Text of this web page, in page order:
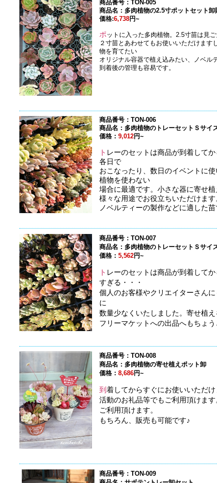
商品番号：TON-005
商品名：多肉植物の2.5寸ポットセット卸
価格:6,738円~
ポ ットに入った多肉植物。2.5寸苗は見
２寸苗とあわせてもお使いいただけます
物を育てたい
オリジナル容器で植え込みたい、ノベル
到着後の管理も容易です。
商品番号：TON-006
商品名：多肉植物のトレーセットＳサイ
価格： 9,012円~
ト レーのセットは商品が到着して
各日で
おこなったり、数日のイベントに
植物を使わない
場合に最適です。小さな器に寄せ
様々な用途でお役立ちいただけま
ノベルティーの製作などに適した
商品番号：TON-007
商品名：多肉植物のトレーセットＳサイ
価格： 5,562円~
ト レーのセットは商品が到着して
すぎる・・・
個人のお客様やクリエイターさん
に
数量少なくいたしました。寄せ植
フリーマケットへの出品へもちょ
商品番号：TON-008
商品名：多肉植物の寄せ植えポット卸
価格： 8,686円~
到 着してからすぐにお使いいただ
活動のお礼品等でもご利用頂けま
ご利用頂けます。
もちろん、販売も可能です♪
商品番号：TON-009